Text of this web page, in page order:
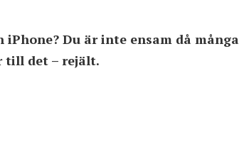
iPhone? Du är inte ensam då många
till det – rejält.